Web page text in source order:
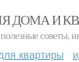
ДОМА И
советы,
квартиры